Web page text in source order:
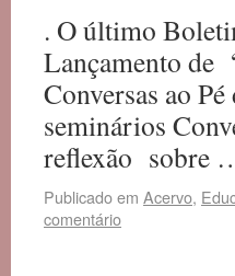
. O último
Lançamento de
Conversas ao
seminários
reflexão sobre
Publicado em Acervo,
comentário